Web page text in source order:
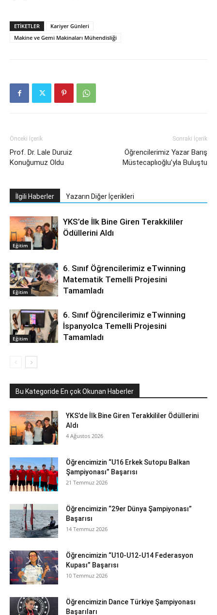
ETIKETLER
Kariyer Günleri
Makine ve Gemi Makinaları Mühendisliği
Önceki İçerik
Prof. Dr. Lale Duruiz
Konuğumuz Oldu
Sonraki İçerik
Öğrencilerimiz Yazar Barış
Müstecaplıoğlu’yla Buluştu
İlgili Haberler Yazarın Diğer İçerikleri
Eğitim
YKS’de İlk Bine Giren Terakkililer
Ödüllerini Aldı
Eğitim
6. Sınıf Öğrencilerimiz eTwinning
Matematik Temelli Projesini
Tamamladı
Eğitim
6. Sınıf Öğrencilerimiz eTwinning
İspanyolca Temelli Projesini
Tamamladı
Bu Kategoride En çok Okunan Haberler
YKS’de İlk Bine Giren Terakkililer Ödüllerini
Aldı
4 Ağustos 2026
Öğrencimizin “U16 Erkek Sutopu Balkan
Şampiyonası” Başarısı
21 Temmuz 2026
Öğrencimizin “29er Dünya Şampiyonası”
Başarısı
14 Temmuz 2026
Öğrencimizin “U10-U12-U14 Federasyon
Kupası” Başarısı
10 Temmuz 2026
Öğrencimizin Dance Türkiye Şampiyonası
Başarıları